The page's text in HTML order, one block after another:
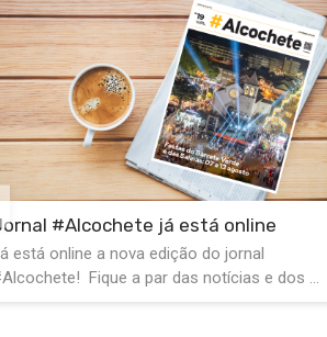
Festas do Barrete Verde: Liberte os
corredores de emergência